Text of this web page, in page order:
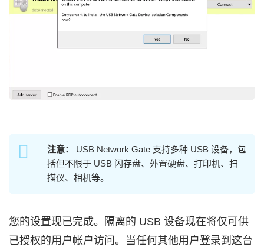
注意：
USB Network Gate 支持多种 USB 设备，包
括但不限于 USB 闪存盘、外置硬盘、打印机、扫
描仪、相机等。
您的设置现已完成。隔离的 USB 设备现在将仅可供
已授权的用户帐户访问。当任何其他用户登录到这台